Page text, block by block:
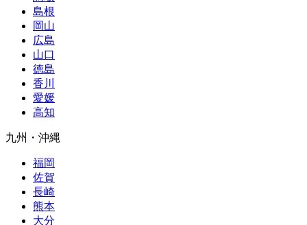
島根
岡山
広島
山口
徳島
香川
愛媛
高知
九州・沖縄
福岡
佐賀
長崎
熊本
大分